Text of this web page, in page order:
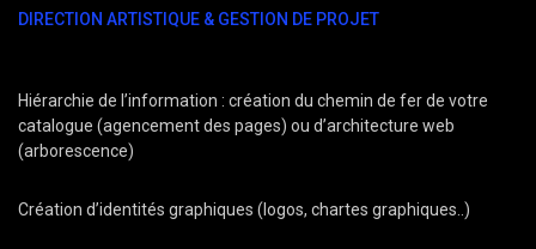
DIRECTION ARTISTIQUE & GESTION DE PROJET
Hiérarchie de l’information : création du chemin de fer de votre
catalogue (agencement des pages) ou d’architecture web
(arborescence)
Création d’identités graphiques (logos, chartes graphiques..)